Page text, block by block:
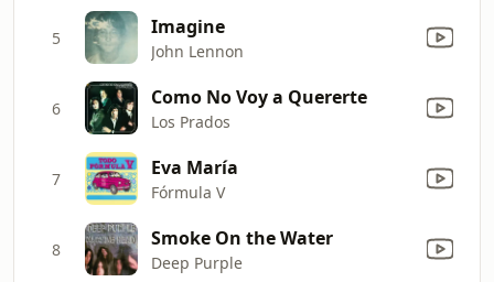
5 Imagine
John Lennon
6 Como No Voy a Quererte
Los Prados
7 Eva María
Fórmula V
8 Smoke On the Water
Deep Purple